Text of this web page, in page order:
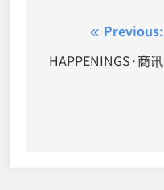
navigation
Previous:
HAPPENINGS·商讯